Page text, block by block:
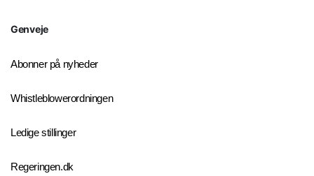
Genveje
Abonner på nyheder
Whistleblowerordningen
Ledige stillinger
Regeringen.dk